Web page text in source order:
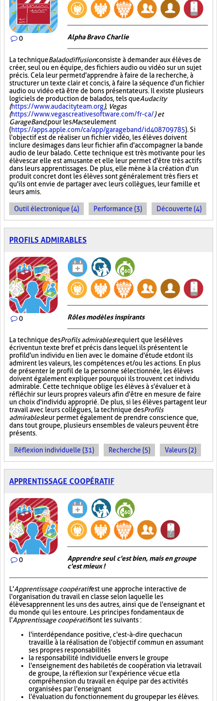
0 Alpha Bravo Charlie
La techniqueBaladodiffusionconsiste à demander aux élèves de
créer, seul ou en équipe, des fichiers audio ou vidéo sur un sujet
précis. Cela leur permet d'apprendre à faire de la recherche, à
structurer un texte clair et concis, à faire la séquence d'un fichier
audio ou vidéo et à être de bons présentateurs. Il existe plusieurs
logiciels de production de balados, tels queAudacity
(https://www.audacityteam.org), Vegas
(https://www.vegascreativesoftware.com/fr-ca/) et
GarageBand,pour lesMacseulement
(https://apps.apple.com/ca/app/garageband/id408709785). Si
l'objectif est de réaliser un fichier vidéo, les élèves doivent
inclure des images dans leur fichier afin d'accompagner la bande
audio de leur balado. Cette technique est très motivante pour les
élèves car elle est amusante et elle leur permet d'être très actifs
dans leurs apprentissages. De plus, elle mène à la création d'un
produit concret dont les élèves sont généralement très fiers et
qu'ils ont envie de partager avec leurs collègues, leur famille et
leurs amis.
Outil électronique (4) Performance (3) Découverte (4)
PROFILS ADMIRABLES
0 Rôles modèles inspirants
La technique desProfils admirablesrequiert que les élèves
écrivent un texte bref et précis dans lequel ils présentent le
profil d'un individu en lien avec le domaine d'étude et dont ils
admirent les valeurs, les compétences et/ou les actions. En plus
de présenter le profil de la personne sélectionnée, les élèves
doivent également expliquer pourquoi ils trouvent cet individu
admirable. Cette technique oblige les élèves à s'évaluer et à
réfléchir sur leurs propres valeurs afin d'être en mesure de faire
un choix d'individu approprié. De plus, si les élèves partagent leur
travail avec leurs collègues, la technique desProfils
admirablesleur permet également de prendre conscience que,
dans tout groupe, plusieurs ensembles de valeurs peuvent être
présents.
Réflexion individuelle (31) Recherche (5) Valeurs (2)
APPRENTISSAGE COOPÉRATIF
0
Apprendre seul c'est bien, mais en groupe
c'est mieux !
L'Apprentissage coopératifest une approche interactive de
l'organisation du travail en classe selon laquelle les
élèves apprennent les uns des autres, ainsi que de l'enseignant et
du monde qui les entoure. Les principes fondamentaux de
l'Apprentissage coopératifsont les suivants :
l'interdépendance positive, c'est-à-dire que chacun
travaille à la réalisation de l'objectif commun en assumant
ses propres responsabilités
la responsabilité individuelle envers le groupe
l'enseignement des habiletés de coopération via le travail
de groupe, la réflexion sur l'expérience vécue et la
compréhension du travail en équipe par des activités
organisées par l'enseignant
l'évaluation du fonctionnement du groupe par les élèves.